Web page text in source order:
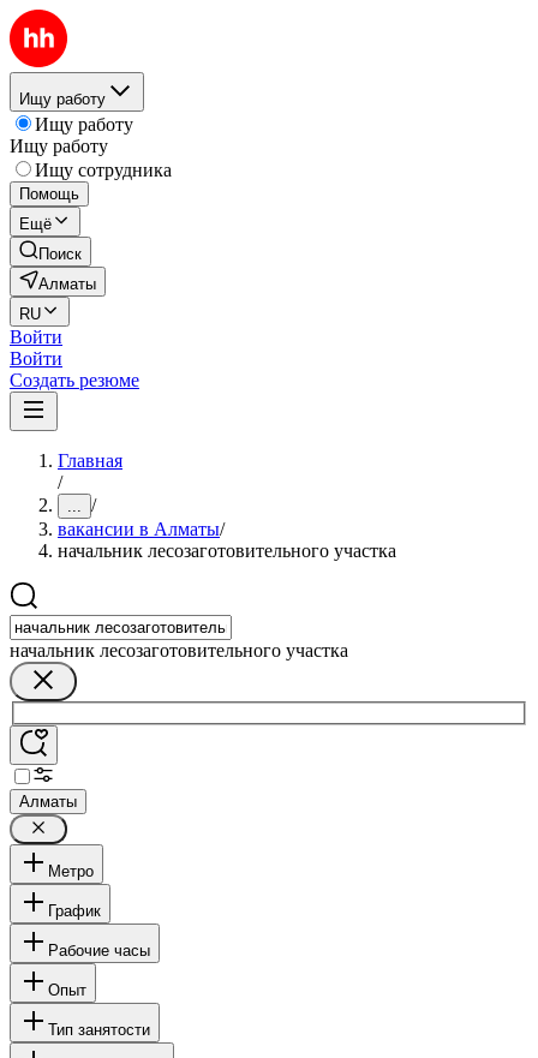
Ищу работу
Ищу работу
Ищу работу
Ищу сотрудника
Помощь
Ещё
Поиск
Алматы
RU
Войти
Войти
Создать резюме
Главная
/
... /
вакансии в Алматы/
начальник лесозаготовительного участка
начальник лесозаготовительного участка
Алматы
Метро
График
Рабочие часы
Опыт
Тип занятости